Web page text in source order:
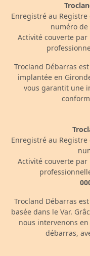
Enregistré au Registre
numéro de
Activité couverte
Trocland Débarras
implantée en
vous garantit une
Enregistré au Registre
Activité couverte
Trocland Débarras
basée dans le Var.
nous intervenons
débarras,